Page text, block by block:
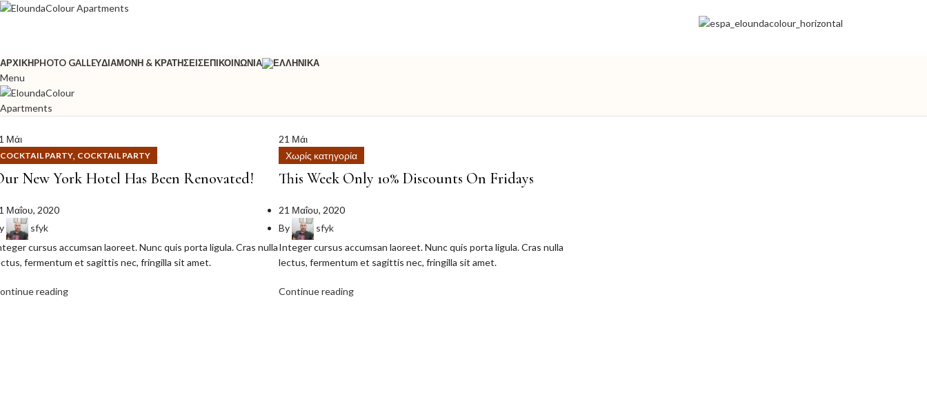
ΑΡΧΙΚΉPHOTO GALLEYΔΙΑΜΟΝΉ & ΚΡΑΤΉΣΕΙΣΕΠΙΚΟΙΝΩΝΊΑ
Menu
Μάι
COCKTAIL PARTY, COCKTAIL PARTY
New York Hotel Has Been Renovated!
Μαΐου, 2020
sfyk
cursus accumsan laoreet. Nunc quis porta ligula. Cras nulla
fermentum et sagittis nec, fringilla sit amet.
reading
21 Μάι
Χωρίς κατηγορία
This Week Only 10% Discounts On Fridays
21 Μαΐου, 2020
By
sfyk
Integer cursus accumsan laoreet. Nunc quis porta ligula. Cras nulla
lectus, fermentum et sagittis nec, fringilla sit amet.
Continue reading